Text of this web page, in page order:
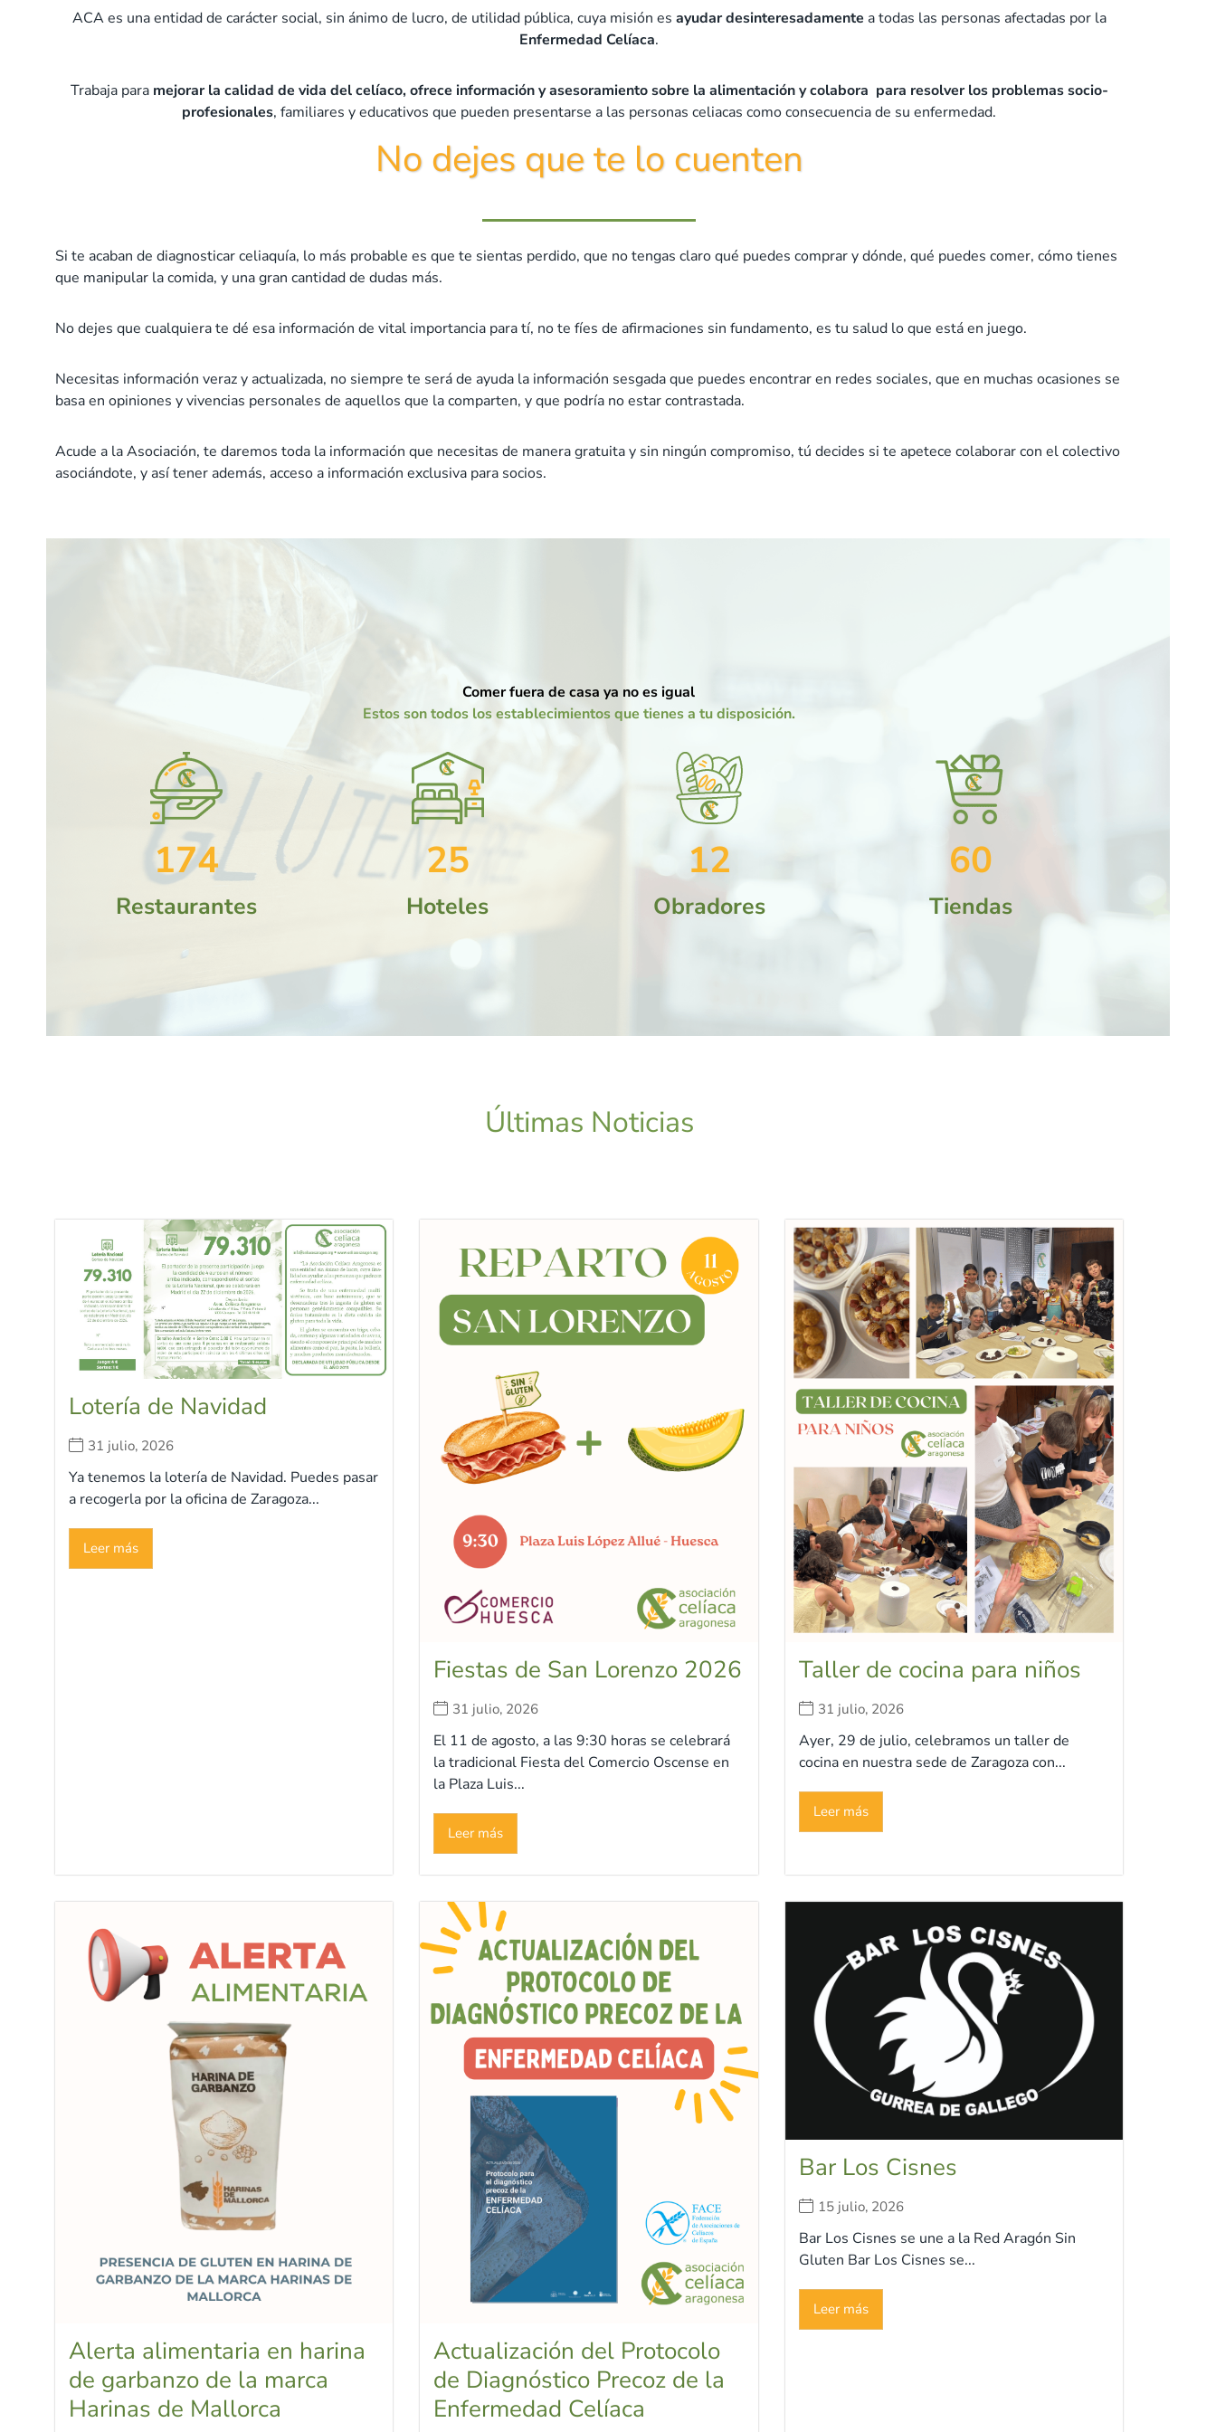
ACA es una entidad de carácter social, sin ánimo de lucro, de utilidad pública, cuya misión es ayudar desinteresadamente a todas las personas afectadas por la
Enfermedad Celíaca.
Trabaja para mejorar la calidad de vida del celíaco, ofrece información y asesoramiento sobre la alimentación y colabora para resolver los problemas socio-
profesionales, familiares y educativos que pueden presentarse a las personas celiacas como consecuencia de su enfermedad.
No dejes que te lo cuenten
Si te acaban de diagnosticar celiaquía, lo más probable es que te sientas perdido, que no tengas claro qué puedes comprar y dónde, qué puedes comer, cómo tienes
que manipular la comida, y una gran cantidad de dudas más.
No dejes que cualquiera te dé esa información de vital importancia para tí, no te fíes de afirmaciones sin fundamento, es tu salud lo que está en juego.
Necesitas información veraz y actualizada, no siempre te será de ayuda la información sesgada que puedes encontrar en redes sociales, que en muchas ocasiones se
basa en opiniones y vivencias personales de aquellos que la comparten, y que podría no estar contrastada.
Acude a la Asociación, te daremos toda la información que necesitas de manera gratuita y sin ningún compromiso, tú decides si te apetece colaborar con el colectivo
asociándote, y así tener además, acceso a información exclusiva para socios.
Comer fuera de casa ya no es igual
Estos son todos los establecimientos que tienes a tu disposición.
Restaurantes
174
Hoteles
25
Obradores
12
Tiendas
60
Últimas Noticias
Lotería de Navidad
31 julio, 2026
Ya tenemos la lotería de Navidad. Puedes pasar
a recogerla por la oficina de Zaragoza...
Leer más
Fiestas de San Lorenzo 2026
31 julio, 2026
El 11 de agosto, a las 9:30 horas se celebrará
la tradicional Fiesta del Comercio Oscense en
la Plaza Luis...
Leer más
Taller de cocina para niños
31 julio, 2026
Ayer, 29 de julio, celebramos un taller de
cocina en nuestra sede de Zaragoza con...
Leer más
Alerta alimentaria en harina
de garbanzo de la marca
Harinas de Mallorca
Actualización del Protocolo
de Diagnóstico Precoz de la
Enfermedad Celíaca
Bar Los Cisnes
15 julio, 2026
Bar Los Cisnes se une a la Red Aragón Sin
Gluten Bar Los Cisnes se...
Leer más